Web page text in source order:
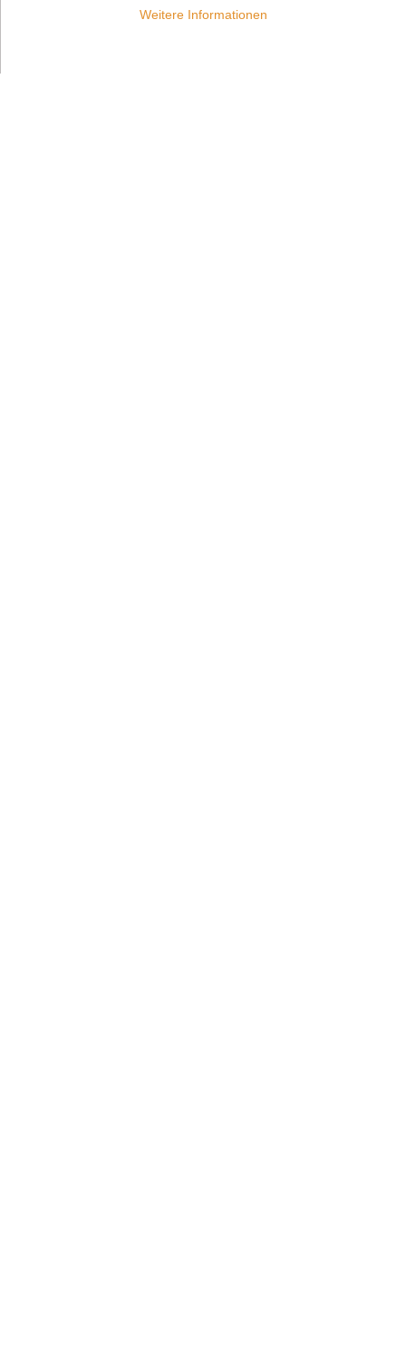
Weitere Informationen